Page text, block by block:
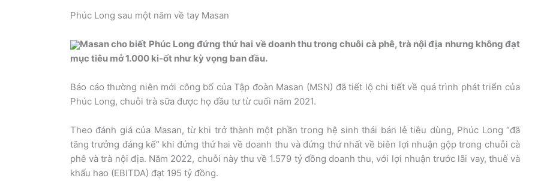
Phúc Long sau một năm về tay Masan
Masan cho biết Phúc Long đứng thứ hai về doanh thu trong chuỗi cà phê, trà nội địa nhưng không đạt
mục tiêu mở 1.000 ki-ốt như kỳ vọng ban đầu.
Báo cáo thường niên mới công bố của Tập đoàn Masan (MSN) đã tiết lộ chi tiết về quá trình phát triển của
Phúc Long, chuỗi trà sữa được họ đầu tư từ cuối năm 2021.
Theo đánh giá của Masan, từ khi trở thành một phần trong hệ sinh thái bán lẻ tiêu dùng, Phúc Long “đã
tăng trưởng đáng kể” khi đứng thứ hai về doanh thu và đứng thứ nhất về biên lợi nhuận gộp trong chuỗi cà
phê và trà nội địa. Năm 2022, chuỗi này thu về 1.579 tỷ đồng doanh thu, với lợi nhuận trước lãi vay, thuế và
khấu hao (EBITDA) đạt 195 tỷ đồng.